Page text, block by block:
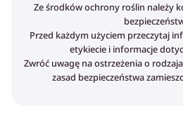
Ze środków ochrony roślin należy
Przed każdym użyciem przeczytaj
etykiecie i informacje
Zwróć uwagę na ostrzeżenia o
zasad bezpieczeństwa